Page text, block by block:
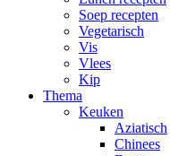
Soep recepten
Vegetarisch
Vis
Vlees
Kip
Thema
Keuken
Aziatisch
Chinees